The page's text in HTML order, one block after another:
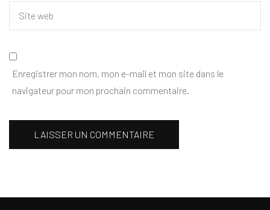
Enregistrer mon nom, mon e-mail et mon site dans le
navigateur pour mon prochain commentaire.